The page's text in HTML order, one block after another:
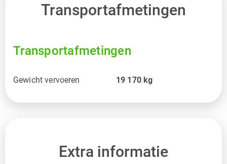
Transportafmetingen
Transportafmetingen
Gewicht vervoeren 19 170 kg
Extra informatie